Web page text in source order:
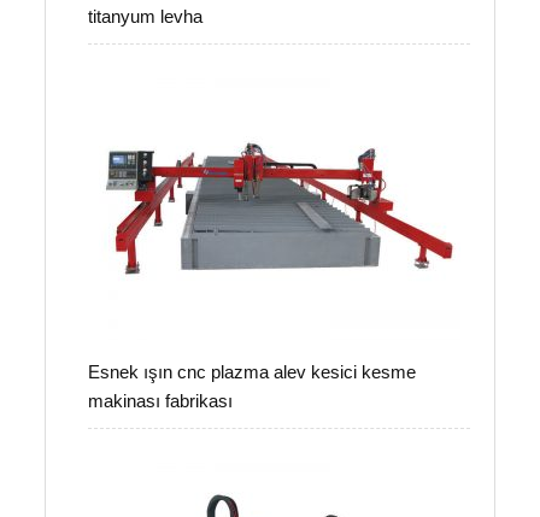
titanyum levha
Esnek ışın cnc plazma alev kesici kesme
makinası fabrikası